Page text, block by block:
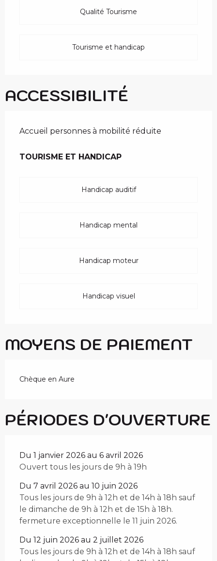
Qualité Tourisme
Tourisme et handicap
ACCESSIBILITÉ
Accueil personnes à mobilité réduite
TOURISME ET HANDICAP
TOURISME ET HANDICAP
Handicap auditif
Handicap mental
Handicap moteur
Handicap visuel
MOYENS DE PAIEMENT
Chèque en Aure
PÉRIODES D'OUVERTURE
Du 1 janvier 2026 au 6 avril 2026
Ouvert tous les jours de 9h à 19h
Du 7 avril 2026 au 10 juin 2026
Tous les jours de 9h à 12h et de 14h à 18h sauf
le dimanche de 9h à 12h et de 15h à 18h.
fermeture exceptionnelle le 11 juin 2026.
Du 12 juin 2026 au 2 juillet 2026
Tous les jours de 9h à 12h et de 14h à 18h sauf